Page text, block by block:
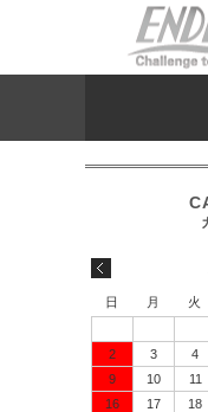
日 月 火
2
3 4
9
10 11
16
17 18